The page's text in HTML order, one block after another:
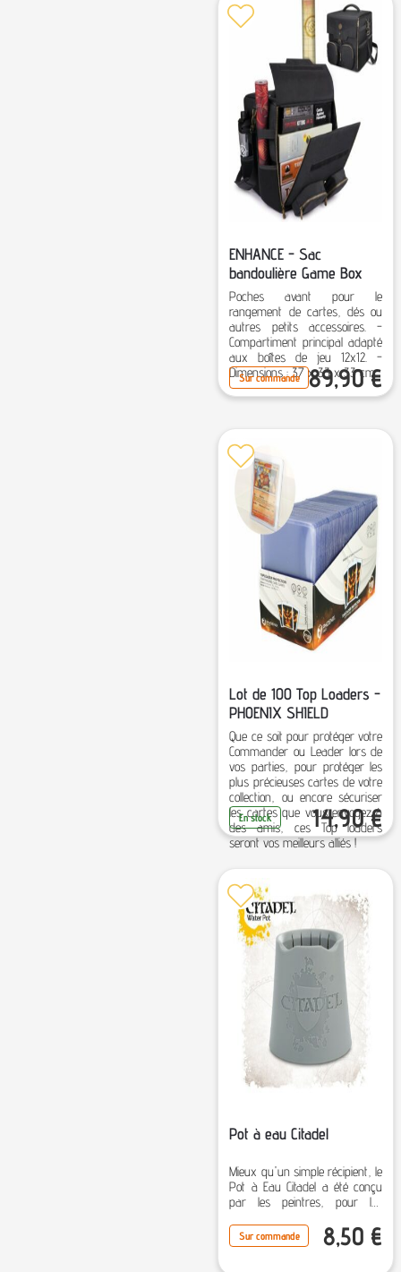
ENHANCE - Sac
bandoulière Game Box
Poches avant pour le
rangement de cartes, dés ou
autres petits accessoires. -
Compartiment principal adapté
aux boîtes de jeu 12x12. -
Dimensions : 37 x 33 x 33 cm.
Sur commande 89,90€
Lot de 100 Top Loaders -
PHOENIX SHIELD
Que ce soit pour protéger votre
Commander ou Leader lors de
vos parties, pour protéger les
plus précieuses cartes de votre
collection, ou encore sécuriser
les cartes que vous envoyez à
des amis, ces Top loaders
seront vos meilleurs alliés !
En stock 14,90€
Pot à eau Citadel
Mieux qu'un simple récipient, le
Pot à Eau Citadel a été conçu
par les peintres, pour les
Sur commande 8,50€